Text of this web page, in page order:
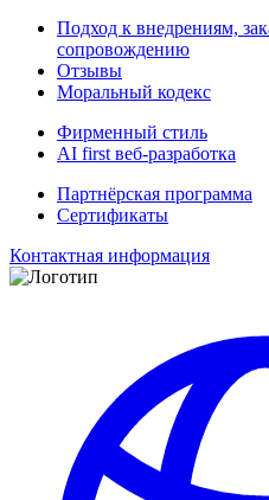
Подход к внедрениям,
сопровождению
Отзывы
Моральный кодекс
Фирменный стиль
AI first веб-разработка
Партнёрская программа
Сертификаты
Контактная информация